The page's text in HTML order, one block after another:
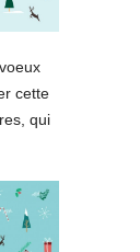
cette
qui